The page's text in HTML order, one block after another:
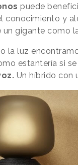
puede
conocimiento y
un gigante como
la luz
estantería si
Un híbrido con